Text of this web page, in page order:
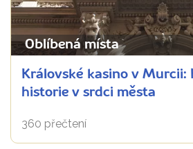
Oblíbená místa
Královské kasino v Murcii:
historie v srdci města
360 přečtení